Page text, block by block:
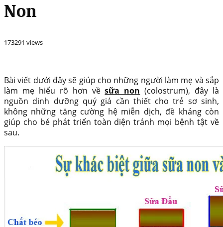
Non
173291 views
Bài viết dưới đây sẽ giúp cho những người làm mẹ và sắp
làm mẹ hiểu rõ hơn vềsữa non (colostrum), đây là
nguồn dinh dưỡng quý giá cần thiết cho trẻ sơ sinh,
không những tăng cường hệ miễn dịch, đề kháng còn
giúp cho bé phát triển toàn diện tránh mọi bệnh tật về
sau.